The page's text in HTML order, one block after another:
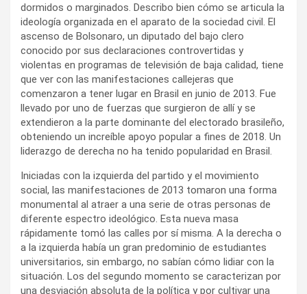
dormidos o marginados. Describo bien cómo se articula la
ideología organizada en el aparato de la sociedad civil. El
ascenso de Bolsonaro, un diputado del bajo clero
conocido por sus declaraciones controvertidas y
violentas en programas de televisión de baja calidad, tiene
que ver con las manifestaciones callejeras que
comenzaron a tener lugar en Brasil en junio de 2013. Fue
llevado por uno de fuerzas que surgieron de allí y se
extendieron a la parte dominante del electorado brasileño,
obteniendo un increíble apoyo popular a fines de 2018. Un
liderazgo de derecha no ha tenido popularidad en Brasil.
Iniciadas con la izquierda del partido y el movimiento
social, las manifestaciones de 2013 tomaron una forma
monumental al atraer a una serie de otras personas de
diferente espectro ideológico. Esta nueva masa
rápidamente tomó las calles por sí misma. A la derecha o
a la izquierda había un gran predominio de estudiantes
universitarios, sin embargo, no sabían cómo lidiar con la
situación. Los del segundo momento se caracterizan por
una desviación absoluta de la política y por cultivar una